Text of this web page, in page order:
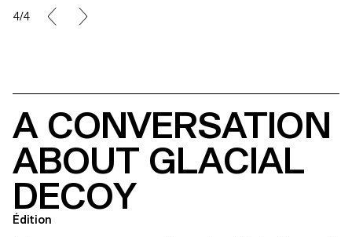
4/4
A CONVERSATION
ABOUT GLACIAL
DECOY
Édition